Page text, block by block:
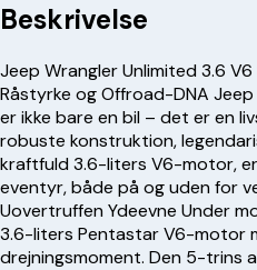
Beskrivelse
Jeep Wrangler Unlimited 3.6
Råstyrke og Offroad-DNA
er ikke bare en bil – det er en
robuste konstruktion,
kraftfuld 3.6-liters V6-motor,
eventyr, både på og uden for
Uovertruffen Ydeevne Under
3.6-liters Pentastar V6-motor
drejningsmoment. Den 5-trins